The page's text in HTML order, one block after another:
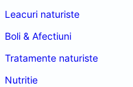
Leacuri naturiste
Boli & Afectiuni
Tratamente naturiste
Nutritie